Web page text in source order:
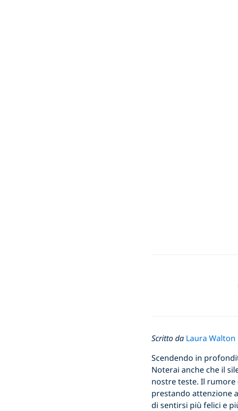
Scritto da Laura Walton
Scendendo in
Noterai anche che il
nostre teste. Il rumore
prestando attenzione
di sentirsi più felici e